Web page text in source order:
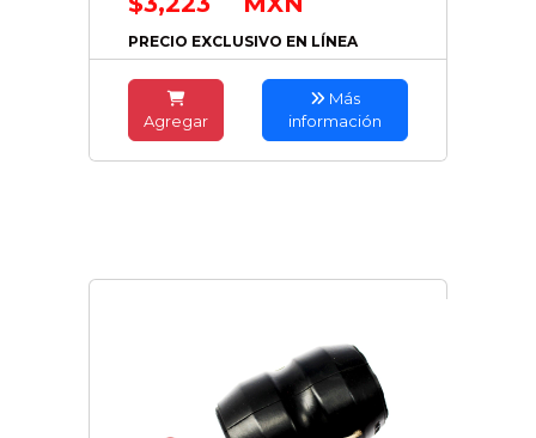
PRECIO EXCLUSIVO EN LÍNEA
Agregar
Más
información